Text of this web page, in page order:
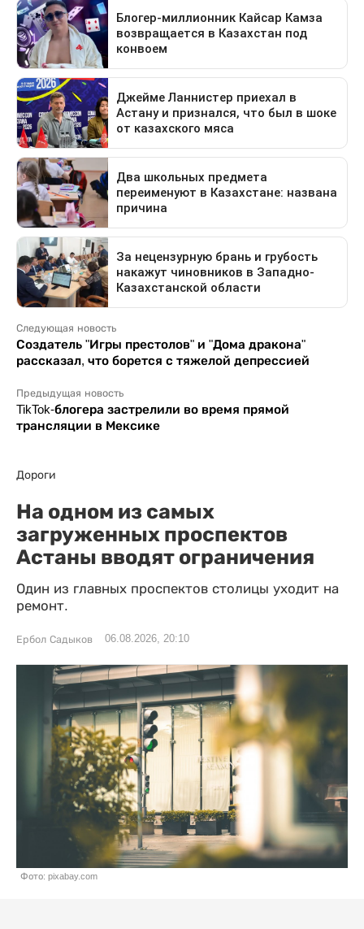
Следующая новость
Создатель "Игры престолов" и "Дома дракона"
рассказал, что борется с тяжелой депрессией
Предыдущая новость
TikTok-блогера застрелили во время прямой
трансляции в Мексике
Дороги
На одном из самых
загруженных проспектов
Астаны вводят ограничения
Один из главных проспектов столицы уходит на
ремонт.
Ербол Садыков 06.08.2026, 20:10
Фото: pixabay.com